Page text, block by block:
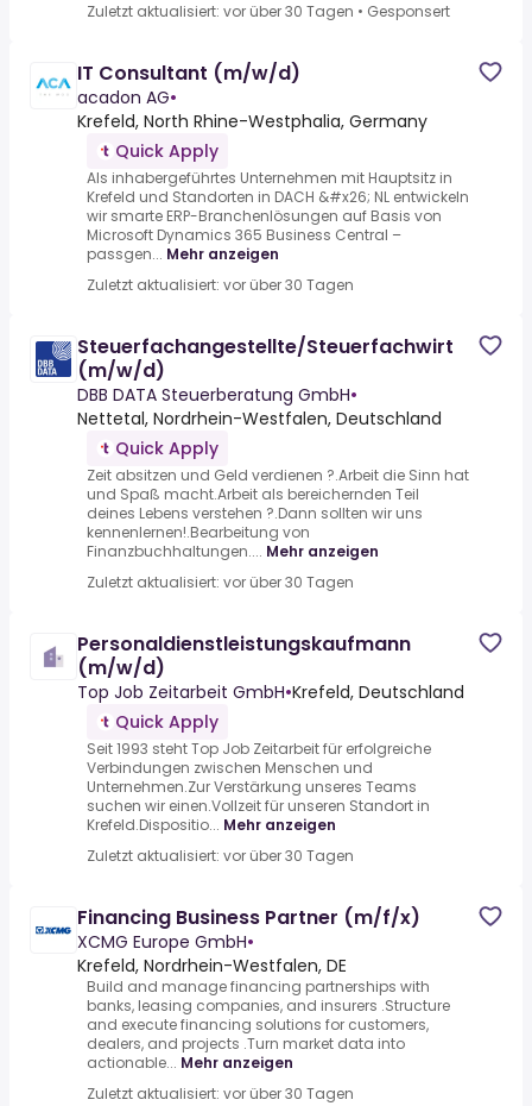
Zuletzt aktualisiert: vor über 30 Tagen • Gesponsert
IT Consultant (m/w/d)
acadon AG•
Krefeld, North Rhine-Westphalia, Germany
Quick Apply
Als inhabergeführtes Unternehmen mit Hauptsitz in
Krefeld und Standorten in DACH &#x26; NL entwickeln
wir smarte ERP-Branchenlösungen auf Basis von
Microsoft Dynamics 365 Business Central –
passgen... Mehr anzeigen
Zuletzt aktualisiert: vor über 30 Tagen
Steuerfachangestellte/Steuerfachwirt
(m/w/d)
DBB DATA Steuerberatung GmbH•
Nettetal, Nordrhein-Westfalen, Deutschland
Quick Apply
Zeit absitzen und Geld verdienen ?.Arbeit die Sinn hat
und Spaß macht.Arbeit als bereichernden Teil
deines Lebens verstehen ?.Dann sollten wir uns
kennenlernen!.Bearbeitung von
Finanzbuchhaltungen.... Mehr anzeigen
Zuletzt aktualisiert: vor über 30 Tagen
Personaldienstleistungskaufmann
(m/w/d)
Top Job Zeitarbeit GmbH•Krefeld, Deutschland
Quick Apply
Seit 1993 steht Top Job Zeitarbeit für erfolgreiche
Verbindungen zwischen Menschen und
Unternehmen.Zur Verstärkung unseres Teams
suchen wir einen.Vollzeit für unseren Standort in
Krefeld.Dispositio... Mehr anzeigen
Zuletzt aktualisiert: vor über 30 Tagen
Financing Business Partner (m/f/x)
XCMG Europe GmbH•
Krefeld, Nordrhein-Westfalen, DE
Build and manage financing partnerships with
banks, leasing companies, and insurers .Structure
and execute financing solutions for customers,
dealers, and projects .Turn market data into
actionable... Mehr anzeigen
Zuletzt aktualisiert: vor über 30 Tagen